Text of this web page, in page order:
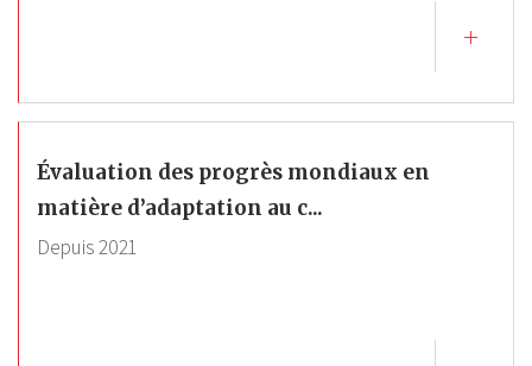
Évaluation des progrès mondiaux en
matière d’adaptation au c...
Depuis2021